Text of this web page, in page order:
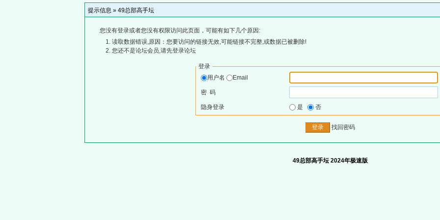
提示信息 » 49总部高手坛
您没有登录或者您没有权限访问此页面，可能有如下几个原因:
读取数据错误,原因：您要访问的链接无效,可能链接不完整,或数据已被删除!
您还不是论坛会员,请先登录论坛
登录
用户名
Email
密 码
隐身登录 是 否
找回密码
49总部高手坛 2024年极速版